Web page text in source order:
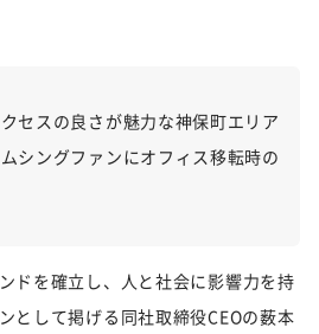
セスの良さが魅力な神保町エリア
シングファンにオフィス移転時の
ドを確立し、人と社会に影響力を持
として掲げる同社取締役CEOの薮本